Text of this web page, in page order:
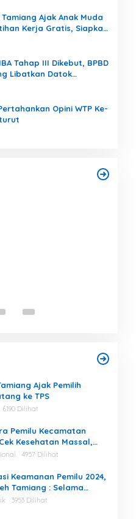
Ajak Anak Muda
Kerja Gratis, Siapkan
dan Berwirausaha
Tahap III Dikebut, BPBD
Libatkan Datok
Vervali Stimulan
Opini WTP Ke-
Ajak Pemilih
ke TPS
6190 Dilihat
Pemilu Kecamatan
Kesehatan Massal,
Tamiang Beri Apresiasi
4957 Dilihat
Keamanan Pemilu 2024,
Tamiang : Selama
Siap dan Mampu
3953 Dilihat